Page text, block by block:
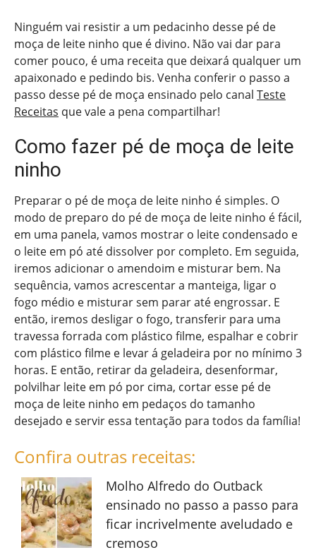
Ninguém vai resistir a um pedacinho desse pé de
moça de leite ninho que é divino. Não vai dar para
comer pouco, é uma receita que deixará qualquer um
apaixonado e pedindo bis. Venha conferir o passo a
passo desse pé de moça ensinado pelo canal Teste
Receitas que vale a pena compartilhar!
Como fazer pé de moça de leite
ninho
Preparar o pé de moça de leite ninho é simples. O
modo de preparo do pé de moça de leite ninho é fácil,
em uma panela, vamos mostrar o leite condensado e
o leite em pó até dissolver por completo. Em seguida,
iremos adicionar o amendoim e misturar bem. Na
sequência, vamos acrescentar a manteiga, ligar o
fogo médio e misturar sem parar até engrossar. E
então, iremos desligar o fogo, transferir para uma
travessa forrada com plástico filme, espalhar e cobrir
com plástico filme e levar á geladeira por no mínimo 3
horas. E então, retirar da geladeira, desenformar,
polvilhar leite em pó por cima, cortar esse pé de
moça de leite ninho em pedaços do tamanho
desejado e servir essa tentação para todos da família!
Confira outras receitas:
Molho Alfredo do Outback
ensinado no passo a passo para
ficar incrivelmente aveludado e
cremoso